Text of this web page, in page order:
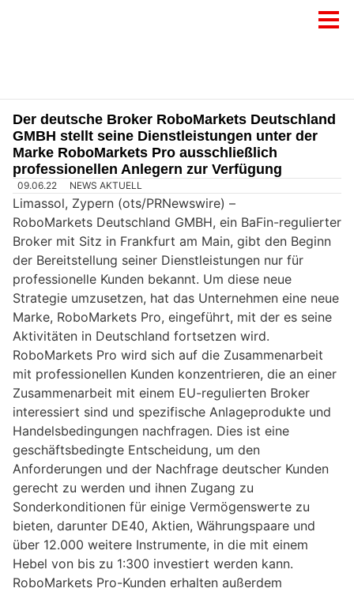
Der deutsche Broker RoboMarkets Deutschland
GMBH stellt seine Dienstleistungen unter der
Marke RoboMarkets Pro ausschließlich
professionellen Anlegern zur Verfügung
09.06.22 NEWS AKTUELL
Limassol, Zypern (ots/PRNewswire) –
RoboMarkets Deutschland GMBH, ein BaFin-regulierter
Broker mit Sitz in Frankfurt am Main, gibt den Beginn
der Bereitstellung seiner Dienstleistungen nur für
professionelle Kunden bekannt. Um diese neue
Strategie umzusetzen, hat das Unternehmen eine neue
Marke, RoboMarkets Pro, eingeführt, mit der es seine
Aktivitäten in Deutschland fortsetzen wird.
RoboMarkets Pro wird sich auf die Zusammenarbeit
mit professionellen Kunden konzentrieren, die an einer
Zusammenarbeit mit einem EU-regulierten Broker
interessiert sind und spezifische Anlageprodukte und
Handelsbedingungen nachfragen. Dies ist eine
geschäftsbedingte Entscheidung, um den
Anforderungen und der Nachfrage deutscher Kunden
gerecht zu werden und ihnen Zugang zu
Sonderkonditionen für einige Vermögenswerte zu
bieten, darunter DE40, Aktien, Währungspaare und
über 12.000 weitere Instrumente, in die mit einem
Hebel von bis zu 1:300 investiert werden kann.
RoboMarkets Pro-Kunden erhalten außerdem